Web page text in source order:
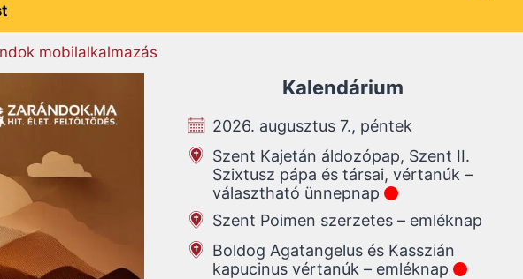
mobilalkalmazás
Kalendárium
2026. augusztus 7., péntek
Szent Kajetán áldozópap, Szent II.
Szixtusz pápa és társai, vértanúk –
választható ünnepnap
Szent Poimen szerzetes – emléknap
Boldog Agatangelus és Kasszián
kapucinus vértanúk – emléknap